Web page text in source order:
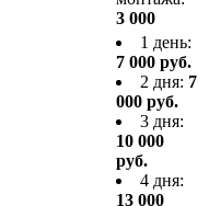
3 000
1 день:
7 000 руб.
2 дня: 7
000 руб.
3 дня:
10 000
руб.
4 дня:
13 000